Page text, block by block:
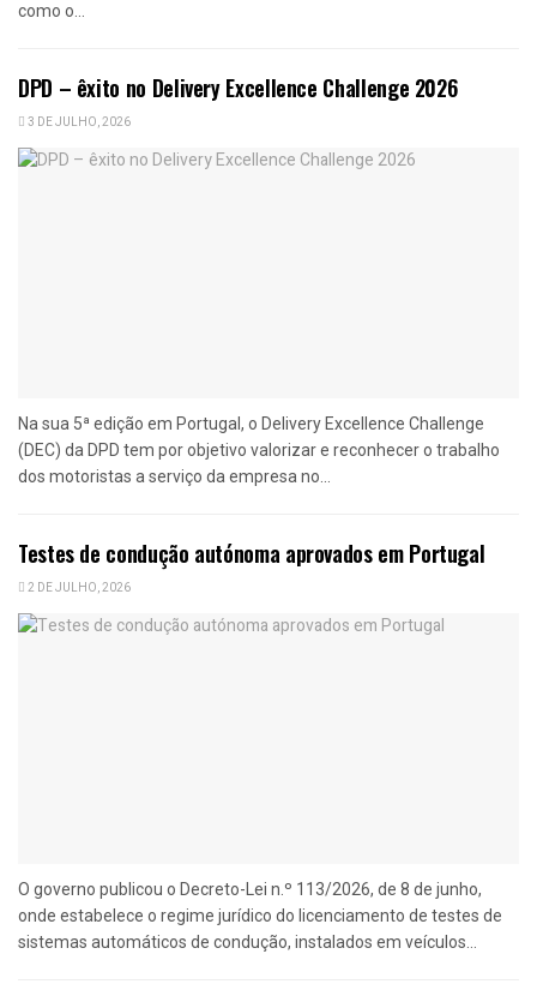
como o...
DPD – êxito no Delivery Excellence Challenge 2026
3 DE JULHO, 2026
Na sua 5ª edição em Portugal, o Delivery Excellence Challenge
(DEC) da DPD tem por objetivo valorizar e reconhecer o trabalho
dos motoristas a serviço da empresa no...
Testes de condução autónoma aprovados em Portugal
2 DE JULHO, 2026
O governo publicou o Decreto-Lei n.º 113/2026, de 8 de junho,
onde estabelece o regime jurídico do licenciamento de testes de
sistemas automáticos de condução, instalados em veículos...